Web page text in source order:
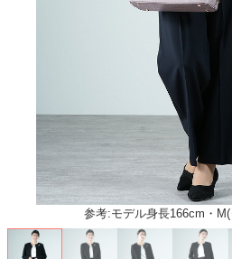
参考:モデル身長166cm・